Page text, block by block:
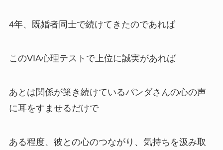
4年、既婚者同士で続けてきたのであれば
このVIA心理テストで上位に誠実があれば
あとは関係が築き続けているパンダさんの心の声
に耳をすませるだけで
ある程度、彼との心のつながり、気持ちを汲み取